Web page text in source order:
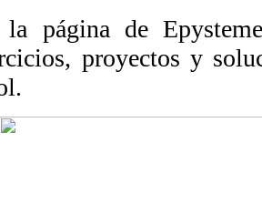
página de
proyectos y